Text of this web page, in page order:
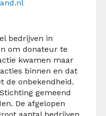
bedrijven in
om donateur te
kwamen maar
binnen en dat
de onbekendheid.
gemeend
De afgelopen